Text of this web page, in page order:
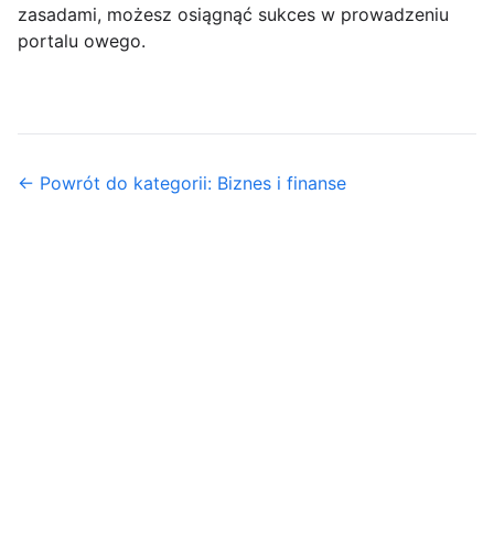
zasadami, możesz osiągnąć sukces w prowadzeniu
portalu owego.
← Powrót do kategorii: Biznes i finanse